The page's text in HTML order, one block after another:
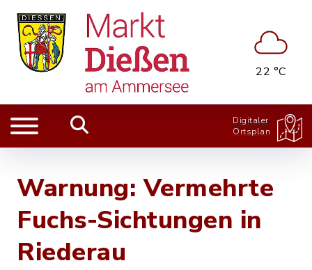
22 °C
Digitaler
Ortsplan
Warnung: Vermehrte
Fuchs-Sichtungen in
Riederau